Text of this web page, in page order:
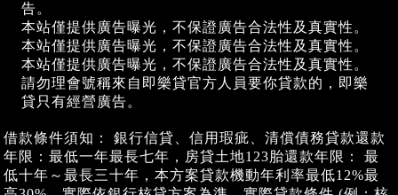
告。
本站僅提供廣告曝光，不保證廣告合法性及真實性。
本站僅提供廣告曝光，不保證廣告合法性及真實性。
本站僅提供廣告曝光，不保證廣告合法性及真實性。
請勿理會號稱來自即樂貸官方人員要你貸款的，即樂
貸只有經營廣告。
借款條件須知： 銀行信貸、信用瑕疵、清償債務貸款還款
年限：最低一年最長七年，房貸土地123胎還款年限： 最
低十年～最長三十年，本方案貸款機動年利率最低12%最